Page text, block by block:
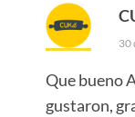
30
Que bueno
gustaron,